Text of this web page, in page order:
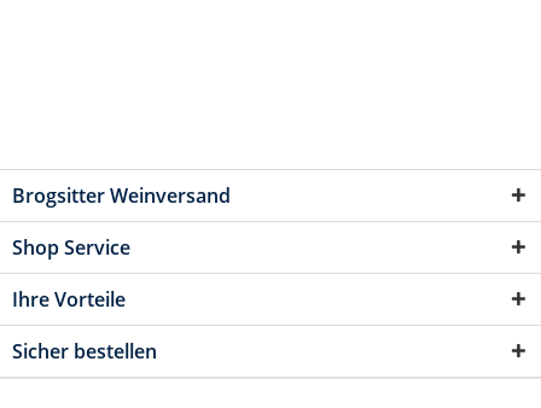
Brogsitter Weinversand
Shop Service
Ihre Vorteile
Sicher bestellen